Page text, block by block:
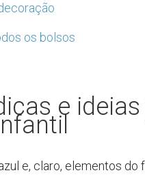
os bolsos
e
e, claro, elementos do